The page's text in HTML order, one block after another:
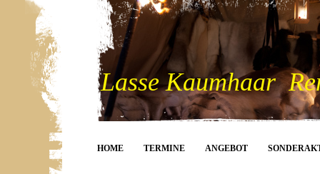
Lasse Kaumhaar
HOME TERMINE ANGEBOT